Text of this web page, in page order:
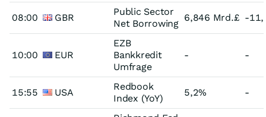
08:00 GBR
Public Sector
Net Borrowing
6,846 Mrd.£ -
10:00 EUR
EZB
Bankkredit
Umfrage
- -
15:55 USA
Redbook
Index (YoY)
5,2% -